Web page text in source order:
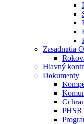
Zasadnutia
Hlavný
Dokumenty
PHSR